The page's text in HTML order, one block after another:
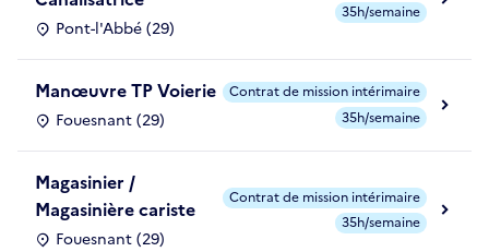
Pont-l'Abbé (29)
35h/semaine
Manœuvre TP Voierie
Fouesnant (29)
Contrat de mission intérimaire
35h/semaine
Magasinier /
Magasinière cariste
Fouesnant (29)
Contrat de mission intérimaire
35h/semaine